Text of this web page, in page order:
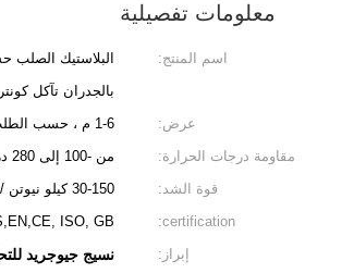
معلومات تفصيلية
اسم المنتج:
بالجدران تآكل
عرض: 1-6 م ، حسب الطلب
مقاومة درجات الحرارة:
من -100 إلى 280 درجة مئوية
قوة الشد:
30-150 كيلو نيوتن / م
certification:
ISO, GB
إبراز:
نسيج جيوجريد